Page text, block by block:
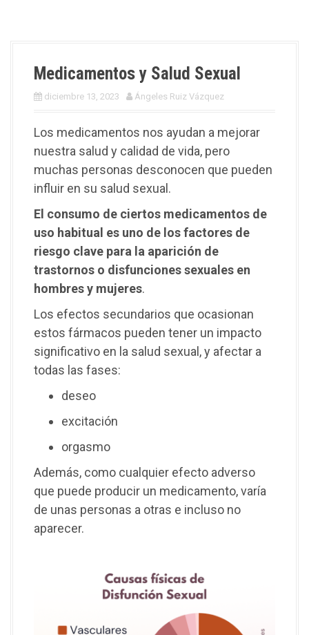
Medicamentos y Salud Sexual
diciembre 13, 2023 Ángeles Ruiz Vázquez
Los medicamentos nos ayudan a mejorar
nuestra salud y calidad de vida, pero
muchas personas desconocen que pueden
influir en su salud sexual.
El consumo de ciertos medicamentos de
uso habitual es uno de los factores de
riesgo clave para la aparición de
trastornos o disfunciones sexuales en
hombres y mujeres.
Los efectos secundarios que ocasionan
estos fármacos pueden tener un impacto
significativo en la salud sexual, y afectar a
todas las fases:
deseo
excitación
orgasmo
Además, como cualquier efecto adverso
que puede producir un medicamento, varía
de unas personas a otras e incluso no
aparecer.